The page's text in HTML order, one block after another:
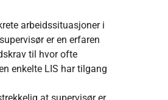
arbeidssituasjoner i
er en erfaren
til hvor ofte
enkelte LIS har tilgang